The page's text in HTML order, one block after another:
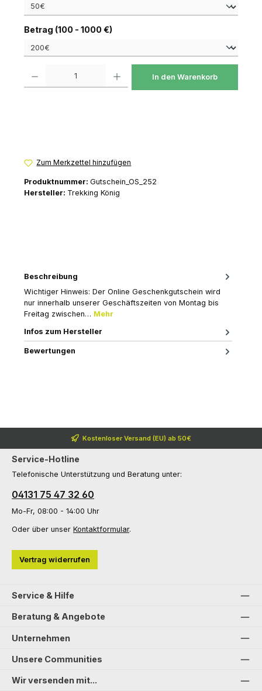
Betrag (100 - 1000 €)auswählen
In den Warenkorb
Zum Merkzettel hinzufügen
Produktnummer: Gutschein_OS_252
Hersteller: Trekking König
Beschreibung
Wichtiger Hinweis: Der Online Geschenkgutschein wird
nur innerhalb unserer Geschäftszeiten von Montag bis
Freitag zwischen… Mehr
Infos zum Hersteller
Bewertungen
Kostenloser Versand (EU) ab 50€
Service-Hotline
Telefonische Unterstützung und Beratung unter:
04131 75 47 32 60
Mo-Fr, 08:00 - 14:00 Uhr
Oder über unser Kontaktformular.
Vertrag widerrufen
Service & Hilfe
Beratung & Angebote
Unternehmen
Unsere Communities
Wir versenden mit...